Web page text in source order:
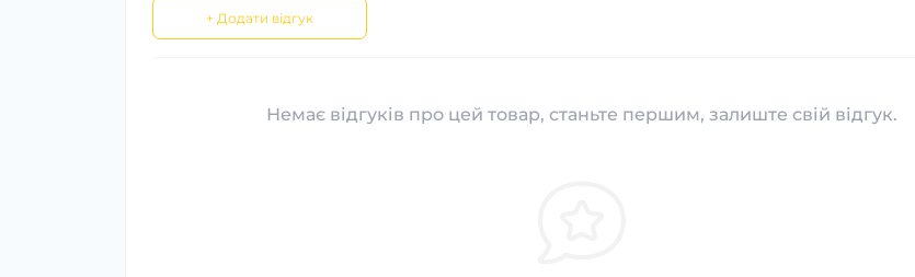
+ Додати відгук
Немає відгуків про цей товар, станьте першим, залиште свій відгук.